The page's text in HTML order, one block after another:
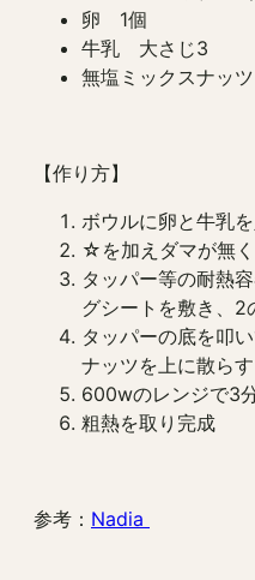
卵 1個
牛乳 大さじ3
無塩ミックスナッ
【作り方】
ボウルに卵と牛乳
☆を加えダマが無
タッパー等の耐熱
グシートを敷き、2
タッパーの底を叩
ナッツを上に散らす
600wのレンジで3
粗熱を取り完成
参考： Nadia